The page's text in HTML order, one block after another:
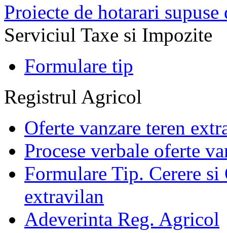
Proiecte de hotarari
Serviciul Taxe si Impozite
Formulare tip
Registrul Agricol
Oferte vanzare teren
Procese verbale oferte
Formulare Tip. Cerere si
extravilan
Adeverinta Reg. Agricol